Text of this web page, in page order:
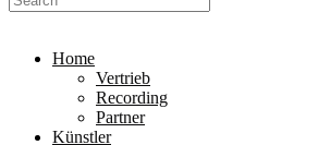
Home
Vertrieb
Recording
Partner
Künstler